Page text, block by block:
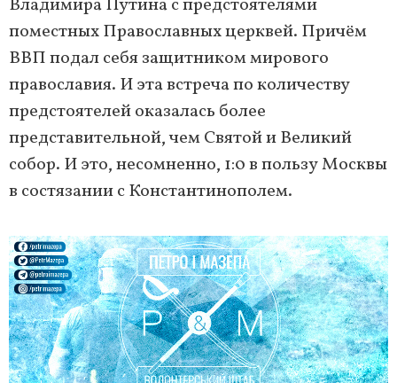
Владимира Путина с предстоятелями
поместных Православных церквей. Причём
ВВП подал себя защитником мирового
православия. И эта встреча по количеству
предстоятелей оказалась более
представительной, чем Святой и Великий
собор. И это, несомненно, 1:0 в пользу Москвы
в состязании с Константинополем.